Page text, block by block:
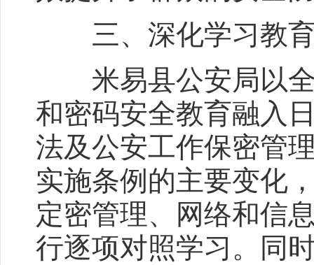
三、深化学习教育
米易县公安局以全
和密码安全教育融入
法及公安工作保密管
实施条例的主要变化
定密管理、网络和信
行逐项对照学习。同